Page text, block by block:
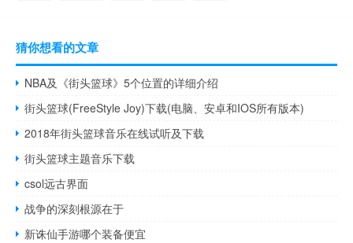
猜你想看的文章
NBA及《街头篮球》5个位置的详细介绍
街头篮球(FreeStyle Joy)下载(电脑、安卓和IOS所有版本)
2018年街头篮球音乐在线试听及下载
街头篮球主题音乐下载
csol远古界面
战争的深刻根源在于
新诛仙手游哪个装备便宜